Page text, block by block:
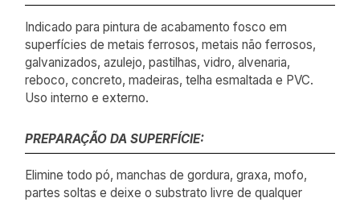
Indicado para pintura de acabamento fosco em
superfícies de metais ferrosos, metais não ferrosos,
galvanizados, azulejo, pastilhas, vidro, alvenaria,
reboco, concreto, madeiras, telha esmaltada e PVC.
Uso interno e externo.
PREPARAÇÃO DA SUPERFÍCIE:
Elimine todo pó, manchas de gordura, graxa, mofo,
partes soltas e deixe o substrato livre de qualquer